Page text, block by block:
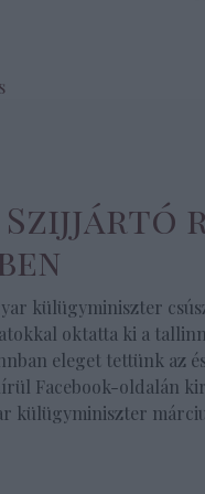
külügyminiszter
oktatta ki a
eleget tettünk az
Facebook-oldalán
külügyminiszter